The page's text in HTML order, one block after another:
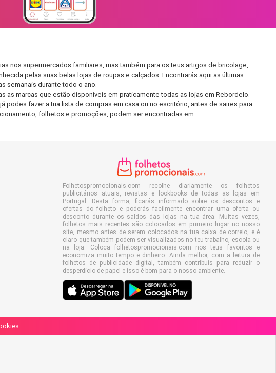
nos supermercados familiares, mas também para os teus artigos de bricolage,
pelas suas belas lojas de roupas e calçados. Encontrarás aqui as últimas
semanais durante todo o ano.
marcas que estão disponíveis em praticamente todas as lojas em Rebordelo.
fazer a tua lista de compras em casa ou no escritório, antes de saires para
folhetos e promoções, podem ser encontradas em
Folhetospromocionais.com recolhe diariamente os folhetos
publicitários atuais, revistas e lookbooks de todas as lojas em
Portugal. Desta forma, ficarás informado sobre os descontos e
ofertas do folheto e poderás facilmente encontrar uma oferta ou
desconto durante os saldos das lojas na tua área. Muitas vezes,
folhetos mais recentes são colocados em primeiro lugar no nosso
site, mesmo antes de serem colocados na tua caixa de correio, e é
claro que também podem ser visualizados no teu trabalho, escola ou
na loja. Coloca folhetospromocionais.com nos teus favoritos e
economiza muito tempo e dinheiro. Ainda melhor, com a leitura de
folhetos de publicidade digital, também contribuis para reduzir o
desperdício de papel e isso é bom para o nosso ambiente.